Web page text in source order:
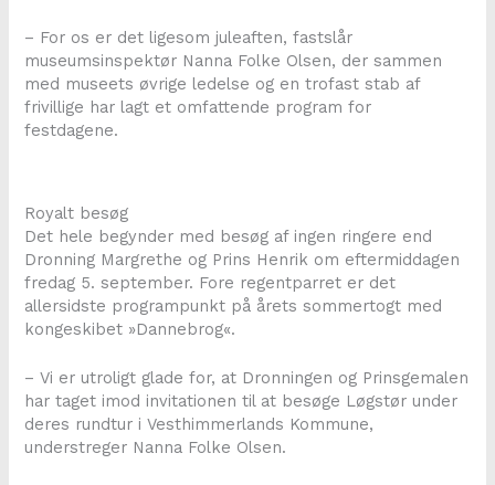
– For os er det ligesom juleaften, fastslår
museumsinspektør Nanna Folke Olsen, der sammen
med museets øvrige ledelse og en trofast stab af
frivillige har lagt et omfattende program for
festdagene.
Royalt besøg
Det hele begynder med besøg af ingen ringere end
Dronning Margrethe og Prins Henrik om eftermiddagen
fredag 5. september. Fore regentparret er det
allersidste programpunkt på årets sommertogt med
kongeskibet »Dannebrog«.
– Vi er utroligt glade for, at Dronningen og Prinsgemalen
har taget imod invitationen til at besøge Løgstør under
deres rundtur i Vesthimmerlands Kommune,
understreger Nanna Folke Olsen.